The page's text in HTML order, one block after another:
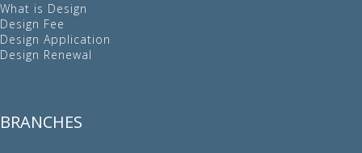
What is Design
Design Fee
Design Application
Design Renewal
BRANCHES